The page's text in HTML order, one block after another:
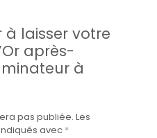
à laisser votre
après-
à
pas publiée. Les
avec *